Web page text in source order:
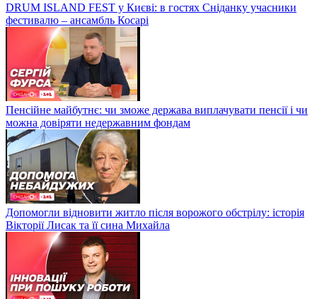
DRUM ISLAND FEST у Києві: в гостях Сніданку учасники
фестивалю – ансамбль Косарі
Пенсійне майбутнє: чи зможе держава виплачувати пенсії і чи
можна довіряти недержавним фондам
Допомогли відновити житло після ворожого обстрілу: історія
Вікторії Лисак та її сина Михайла